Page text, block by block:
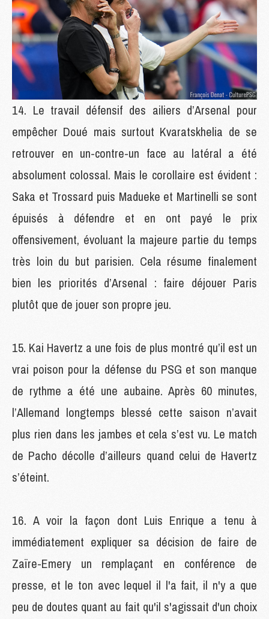
Le travail défensif des ailiers d’Arsenal pour
empêcher Doué mais surtout Kvaratskhelia de se
retrouver en un-contre-un face au latéral a été
absolument colossal. Mais le corollaire est évident :
Saka et Trossard puis Madueke et Martinelli se sont
épuisés à défendre et en ont payé le prix
offensivement, évoluant la majeure partie du temps
très loin du but parisien. Cela résume finalement
bien les priorités d’Arsenal : faire déjouer Paris
plutôt que de jouer son propre jeu.
Kai Havertz a une fois de plus montré qu’il est un
vrai poison pour la défense du PSG et son manque
de rythme a été une aubaine. Après 60 minutes,
l’Allemand longtemps blessé cette saison n’avait
plus rien dans les jambes et cela s’est vu. Le match
de Pacho décolle d’ailleurs quand celui de Havertz
s’éteint.
A voir la façon dont Luis Enrique a tenu à
immédiatement expliquer sa décision de faire de
Zaïre-Emery un remplaçant en conférence de
presse, et le ton avec lequel il l'a fait, il n'y a que
peu de doutes quant au fait qu'il s'agissait d'un choix